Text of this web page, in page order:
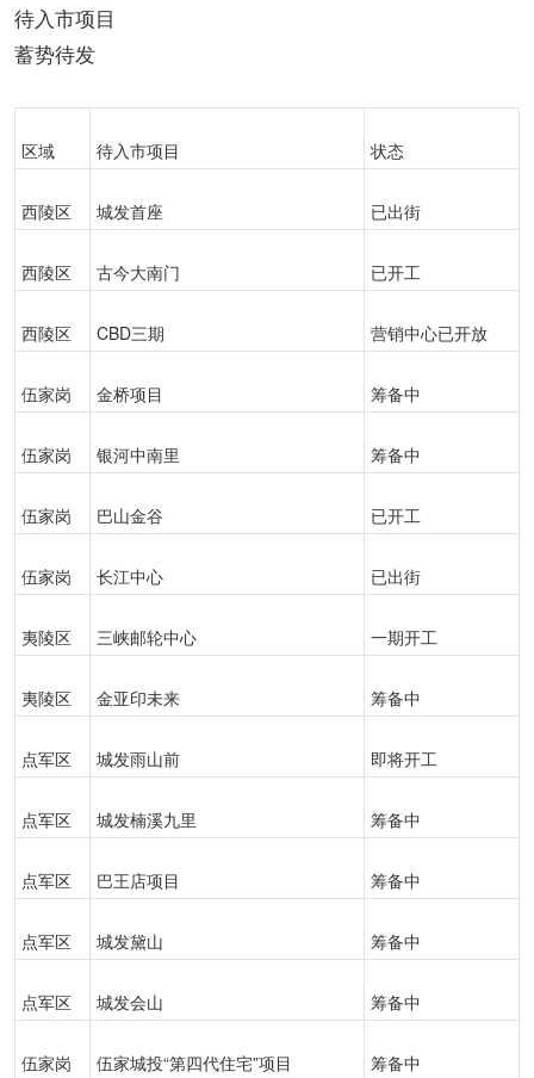
待入市项目
蓄势待发
区域 待入市项目 状态
西陵区 城发首座 已出街
西陵区 古今大南门 已开工
西陵区 CBD三期 营销中心已开放
伍家岗 金桥项目 筹备中
伍家岗 银河中南里 筹备中
伍家岗 巴山金谷 已开工
伍家岗 长江中心 已出街
夷陵区 三峡邮轮中心 一期开工
夷陵区 金亚印未来 筹备中
点军区 城发雨山前 即将开工
点军区 城发楠溪九里 筹备中
点军区 巴王店项目 筹备中
点军区 城发黛山 筹备中
点军区 城发会山 筹备中
伍家岗 伍家城投“第四代住宅”项目 筹备中